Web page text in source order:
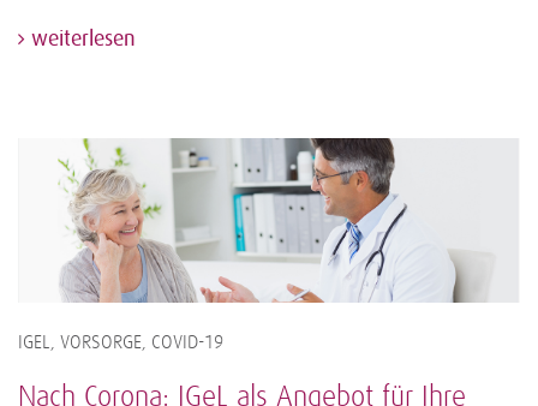
weiterlesen
IGEL, VORSORGE, COVID-19
Nach Corona: IGeL als Angebot für Ihre